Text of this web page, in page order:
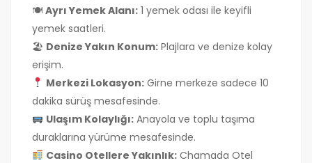
🍽 Ayrı Yemek Alanı: 1 yemek odası ile keyifli
yemek saatleri.
🏖 Denize Yakın Konum: Plajlara ve denize kolay
erişim.
Merkezi Lokasyon:Girne merkeze sadece 10
dakika sürüş mesafesinde.
Ulaşım Kolaylığı:Anayola ve toplu taşıma
duraklarına yürüme mesafesinde.
Casino Otellere Yakınlık:Chamada Otel